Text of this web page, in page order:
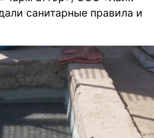
санитарные правила и